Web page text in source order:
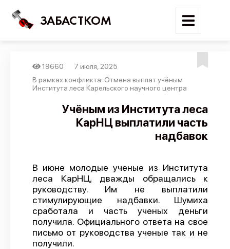
ЗАБАСТКОМ
Войти
Поиск
Новости
Отчеты
Предложить публикацию
Справочник
API
19660
7 июля, 2025
В рамках конфликта: Отмена выплат учёным
Института леса Карельского научного центра
Учёным из Института леса
КарНЦ выплатили часть
надбавок
В июне молодые ученые из Института
леса КарНЦ, дважды обращались к
руководству. Им не выплатили
стимулирующие надбавки. Шумиха
сработала и часть ученых деньги
получила. Официального ответа на свое
письмо от руководства ученые так и не
получили.